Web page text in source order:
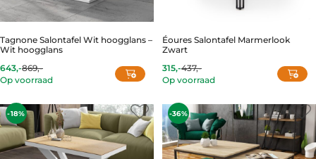
Tagnone Salontafel Wit hoogglans –
Wit hoogglans
643,-
Current
price
643,-.
869,-
Original
price
869,-.
Op voorraad
Éoures Salontafel Marmerlook
Zwart
315,-
Current
price
315,-.
437,-
Original
price
437,-.
Op voorraad
-18% -36%